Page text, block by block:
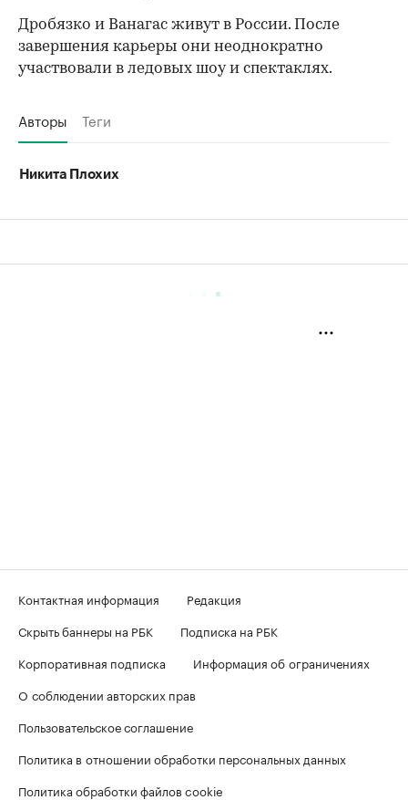
Дробязко и Ванагас живут в России. После
завершения карьеры они неоднократно
участвовали в ледовых шоу и спектаклях.
Авторы Теги
Никита Плохих
Контактная информация
Редакция
Скрыть баннеры на РБК
Подписка на РБК
Корпоративная подписка
Информация об ограничениях
О соблюдении авторских прав
Пользовательское соглашение
Политика в отношении обработки персональных данных
Политика обработки файлов cookie